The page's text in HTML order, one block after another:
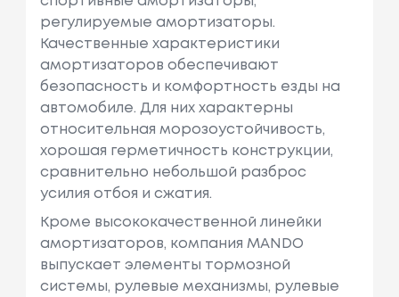
регулируемые амортизаторы.
Качественные характеристики
амортизаторов обеспечивают
безопасность и комфортность езды на
автомобиле. Для них характерны
относительная морозоустойчивость,
хорошая герметичность конструкции,
сравнительно небольшой разброс
усилия отбоя и сжатия.
Кроме высококачественной линейки
амортизаторов, компания MANDO
выпускает элементы тормозной
системы, рулевые механизмы, рулевые